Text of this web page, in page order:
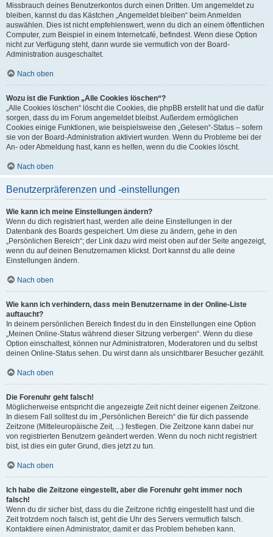
Missbrauch deines Benutzerkontos durch einen Dritten. Um angemeldet zu
bleiben, kannst du das Kästchen „Angemeldet bleiben“ beim Anmelden
auswählen. Dies ist nicht empfehlenswert, wenn du dich an einem öffentlichen
Computer, zum Beispiel in einem Internetcafé, befindest. Wenn diese Option
nicht zur Verfügung steht, dann wurde sie vermutlich von der Board-
Administration ausgeschaltet.
Nach oben
Wozu ist die Funktion „Alle Cookies löschen“?
„Alle Cookies löschen“ löscht die Cookies, die phpBB erstellt hat und die dafür
sorgen, dass du im Forum angemeldet bleibst. Außerdem ermöglichen
Cookies einige Funktionen, wie beispielsweise den „Gelesen“-Status – sofern
sie von der Board-Administration aktiviert wurden. Wenn du Probleme bei der
An- oder Abmeldung hast, kann es helfen, wenn du die Cookies löscht.
Nach oben
Benutzerpräferenzen und -einstellungen
Wie kann ich meine Einstellungen ändern?
Wenn du dich registriert hast, werden alle deine Einstellungen in der
Datenbank des Boards gespeichert. Um diese zu ändern, gehe in den
„Persönlichen Bereich“; der Link dazu wird meist oben auf der Seite angezeigt,
wenn du auf deinen Benutzernamen klickst. Dort kannst du alle deine
Einstellungen ändern.
Nach oben
Wie kann ich verhindern, dass mein Benutzername in der Online-Liste
auftaucht?
In deinem persönlichen Bereich findest du in den Einstellungen eine Option
„Meinen Online-Status während dieser Sitzung verbergen“. Wenn du diese
Option einschaltest, können nur Administratoren, Moderatoren und du selbst
deinen Online-Status sehen. Du wirst dann als unsichtbarer Besucher gezählt.
Nach oben
Die Forenuhr geht falsch!
Möglicherweise entspricht die angezeigte Zeit nicht deiner eigenen Zeitzone.
In diesem Fall solltest du im „Persönlichen Bereich“ die für dich passende
Zeitzone (Mitteleuropäische Zeit, ...) festlegen. Die Zeitzone kann dabei nur
von registrierten Benutzern geändert werden. Wenn du noch nicht registriert
bist, ist dies ein guter Grund, dies jetzt zu tun.
Nach oben
Ich habe die Zeitzone eingestellt, aber die Forenuhr geht immer noch
falsch!
Wenn du dir sicher bist, dass du die Zeitzone richtig eingestellt hast und die
Zeit trotzdem noch falsch ist, geht die Uhr des Servers vermutlich falsch.
Kontaktiere einen Administrator, damit er das Problem beheben kann.